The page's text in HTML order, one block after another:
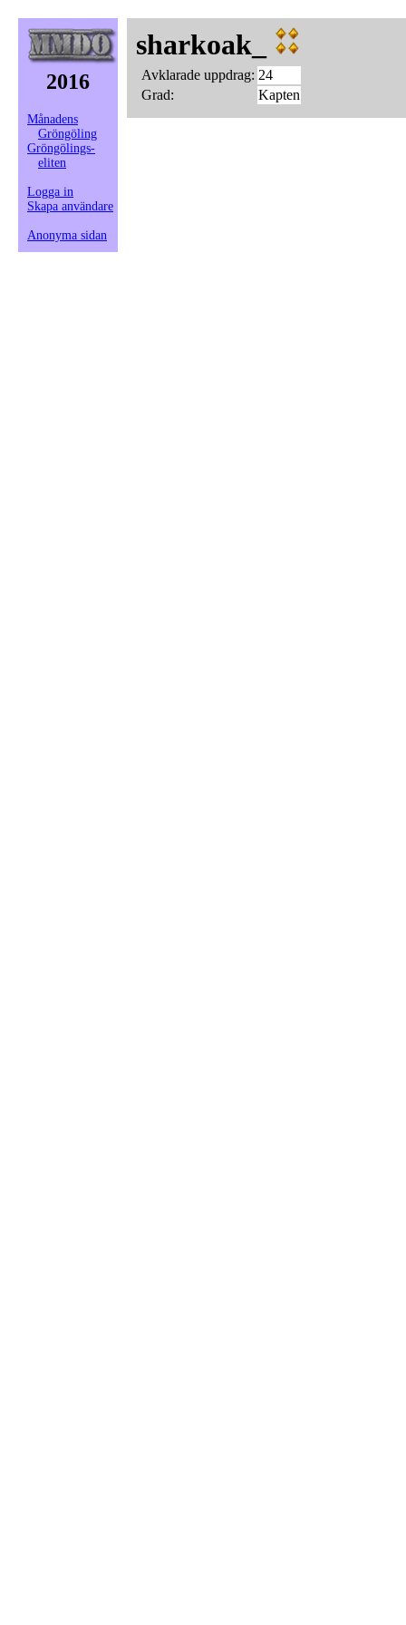
2016
Månadens
Gröngöling
Gröngölings-
eliten
Logga in
Skapa användare
Anonyma sidan
sharkoak_
Avklarade uppdrag: 24
Grad:
Kapten